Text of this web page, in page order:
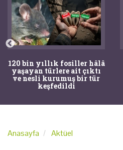
120 bin yıllık fosiller hâlâ
yaşayan türlere ait çıktı
ve nesli kurumuş bir tür
keşfedildi
Anasayfa Aktüel